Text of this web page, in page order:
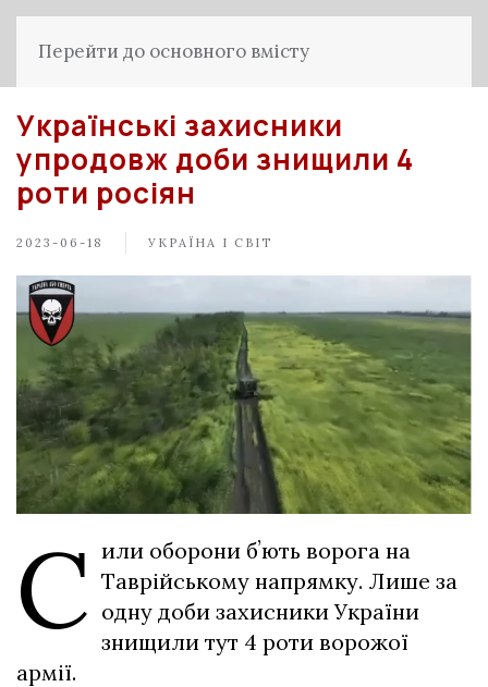
Перейти до основного вмісту
Українські захисники
упродовж доби знищили 4
роти росіян
2023-06-18 УКРАЇНА І СВІТ
С или оборони бʼють ворога на
Таврійському напрямку. Лише за
одну доби захисники України
знищили тут 4 роти ворожої
армії.